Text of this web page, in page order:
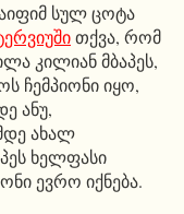
სულ ცოტა
თქვა, რომ
კილიან მბაპეს,
ჩემპიონი იყო,
ანუ,
ახალ
ხელფასი
ევრო იქნება.